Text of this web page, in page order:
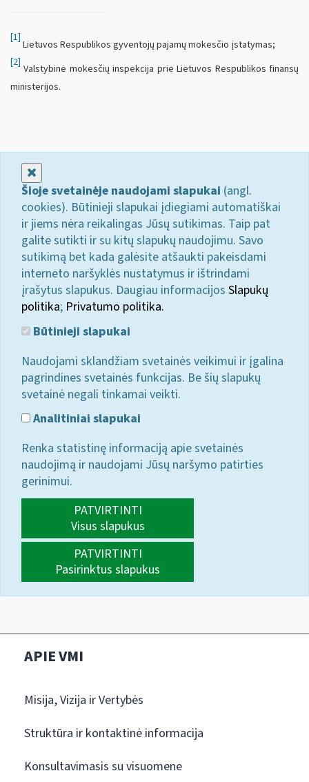
[1]
Lietuvos Respublikos gyventojų pajamų mokesčio įstatymas;
[2]
Valstybinė mokesčių inspekcija prie Lietuvos Respublikos finansų
ministerijos.
Šioje svetainėje naudojami slapukai (angl.
cookies). Būtinieji slapukai įdiegiami automatiškai
ir jiems nėra reikalingas Jūsų sutikimas. Taip pat
galite sutikti ir su kitų slapukų naudojimu. Savo
sutikimą bet kada galėsite atšaukti pakeisdami
interneto naršyklės nustatymus ir ištrindami
įrašytus slapukus. Daugiau informacijos Slapukų
politika; Privatumo politika.
Būtinieji slapukai
Naudojami sklandžiam svetainės veikimui ir įgalina
pagrindines svetainės funkcijas. Be šių slapukų
svetainė negali tinkamai veikti.
Analitiniai slapukai
Renka statistinę informaciją apie svetainės
naudojimą ir naudojami Jūsų naršymo patirties
gerinimui.
PATVIRTINTI
Visus slapukus
PATVIRTINTI
Pasirinktus slapukus
APIE VMI
Misija, Vizija ir Vertybės
Struktūra ir kontaktinė informacija
Konsultavimasis su visuomene